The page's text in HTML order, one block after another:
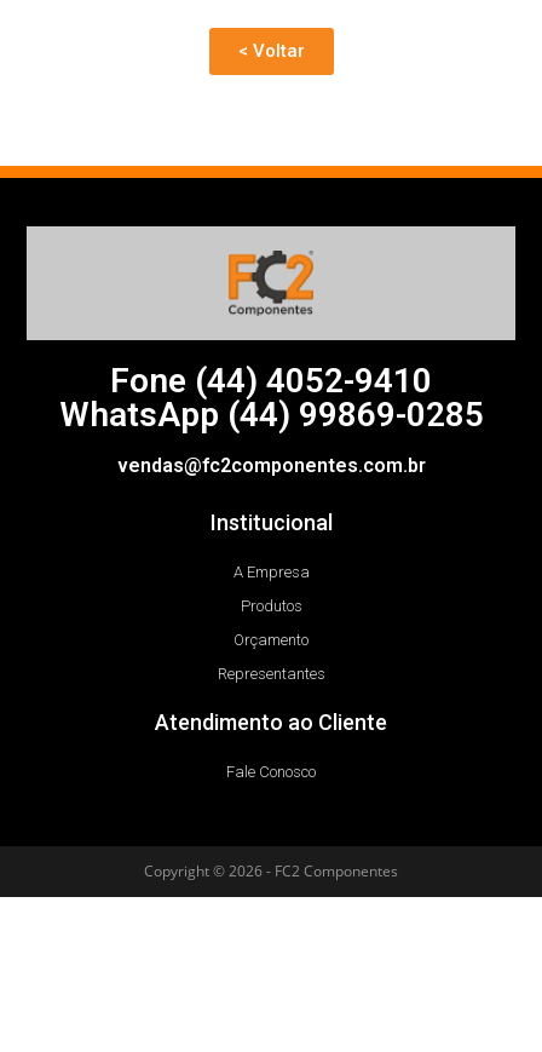
< Voltar
Fone (44) 4052-9410
WhatsApp (44) 99869-0285
vendas@fc2componentes.com.br
Institucional
A Empresa
Produtos
Orçamento
Representantes
Atendimento ao Cliente
Fale Conosco
Copyright © 2026 - FC2 Componentes